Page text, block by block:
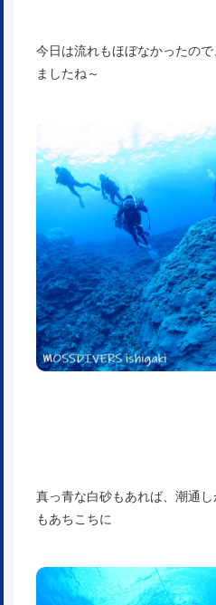
今日は流れもほぼなかったの
ましたね～
真っ青な白砂もあれば、潮通
もあちこちに